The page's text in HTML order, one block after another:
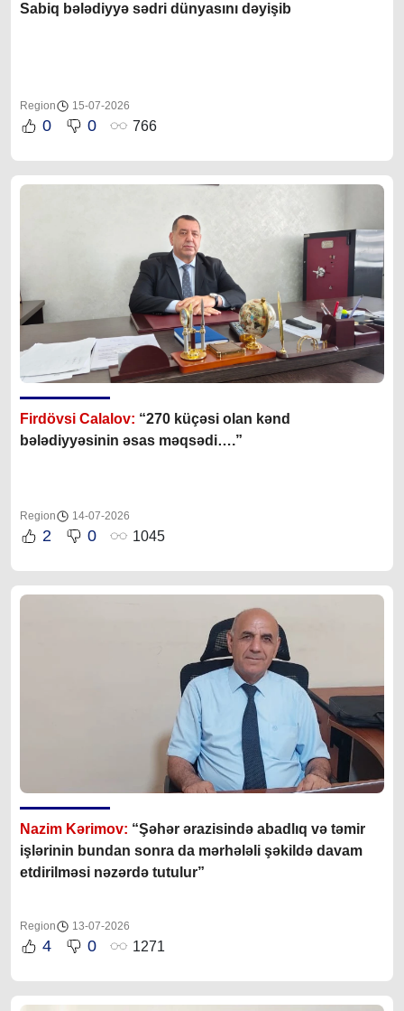
Sabiq bələdiyyə sədri dünyasını dəyişib
Region 15-07-2026
0 0 766
Firdövsi Calalov: “270 küçəsi olan kənd
bələdiyyəsinin əsas məqsədi….”
Region 14-07-2026
2 0 1045
Nazim Kərimov: “Şəhər ərazisində abadlıq və təmir
işlərinin bundan sonra da mərhələli şəkildə davam
etdirilməsi nəzərdə tutulur”
Region 13-07-2026
4 0 1271